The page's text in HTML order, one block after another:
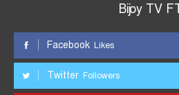
Bijoy TV
Facebook Likes
Twitter Followers